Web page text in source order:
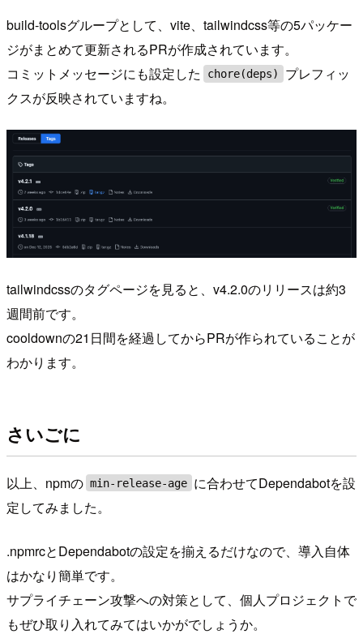
build-toolsグループとして、vite、tailwindcss等の5パッケー
ジがまとめて更新されるPRが作成されています。
コミットメッセージにも設定した
chore(deps)
プレフィッ
クスが反映されていますね。
tailwindcssのタグページを見ると、v4.2.0のリリースは約3
週間前です。
cooldownの21日間を経過してからPRが作られていることが
わかります。
さいごに
以上、npmの min-release-age に合わせてDependabotを設
定してみました。
.npmrcとDependabotの設定を揃えるだけなので、導入自体
はかなり簡単です。
サプライチェーン攻撃への対策として、個人プロジェクトで
もぜひ取り入れてみてはいかがでしょうか。